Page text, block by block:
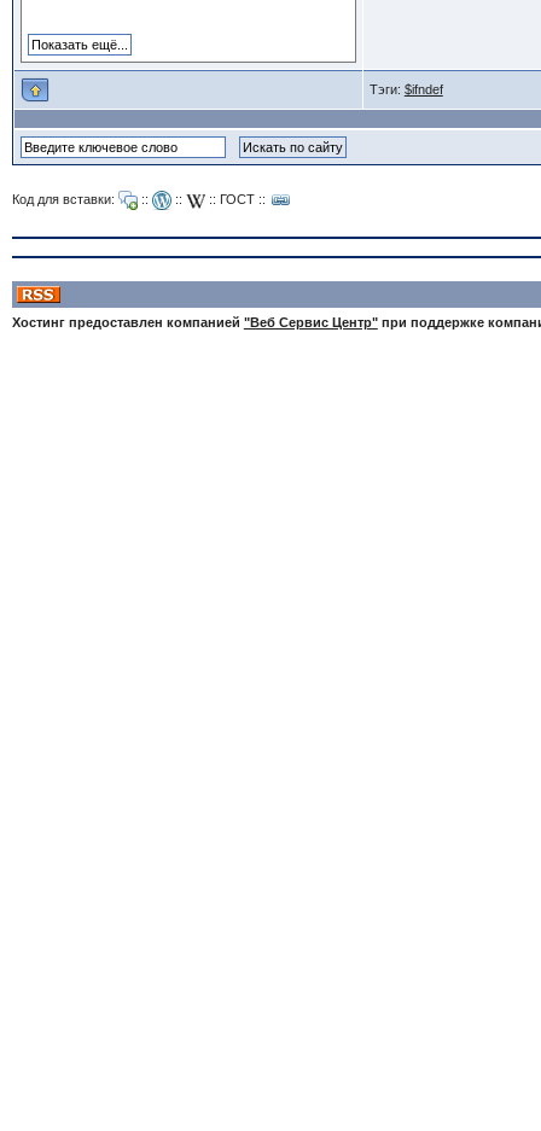
Тэги: $ifndef
Код для вставки: :: :: :: ГОСТ::
Хостинг предоставлен компанией "Веб Сервис Центр"при поддержке